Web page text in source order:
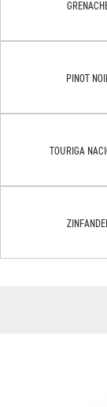
PINOT
TOURIGA
ZINFANDEL